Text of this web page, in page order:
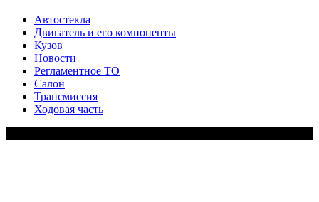
Автостекла
Двигатель и его компоненты
Кузов
Новости
Регламентное ТО
Салон
Трансмиссия
Ходовая часть